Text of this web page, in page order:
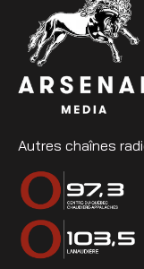
Autres chaînes